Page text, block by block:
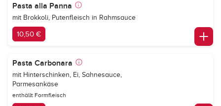
Pasta alla Panna
mit Brokkoli, Putenfleisch in Rahmsauce
10,50 €
Pasta Carbonara
mit Hinterschinken, Ei, Sahnesauce,
Parmesankäse
enthällt Formfleisch